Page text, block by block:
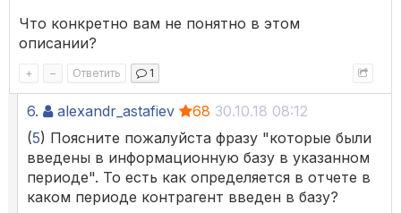
Что конкретно вам не понятно в этом
описании?
+ – Ответить 1
6. alexandr_astafiev 68 30.10.18 08:12
(5) Поясните пожалуйста фразу "которые были
введены в информационную базу в указанном
периоде". То есть как определяется в отчете в
каком периоде контрагент введен в базу?